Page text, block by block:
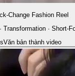
Change Fashion Reel
Transformation · Short-
sVăn bản thành video